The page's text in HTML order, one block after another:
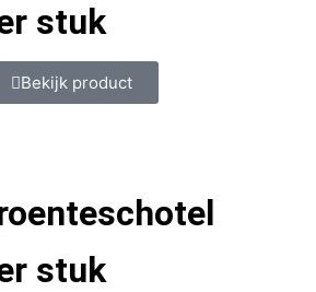
stuk
Bekijk product
stuk